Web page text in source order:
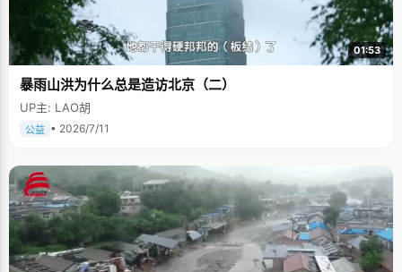
01:53
暴雨山洪为什么总是造访北京（二）
UP主: LAO胡
公益 • 2026/7/11